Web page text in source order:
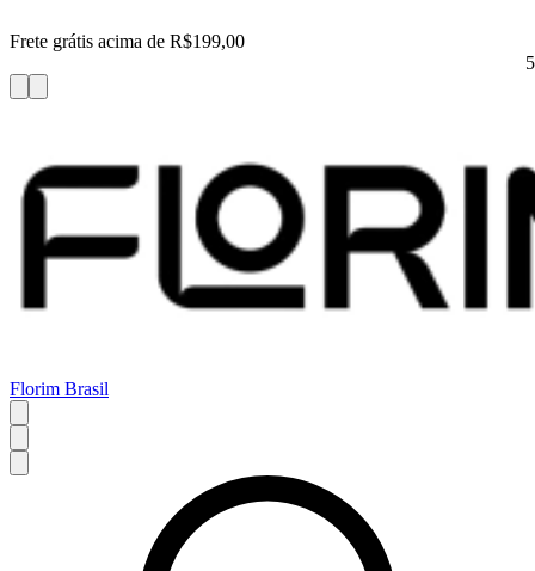
Frete grátis acima de R$199,00
Florim Brasil